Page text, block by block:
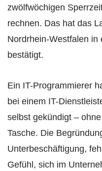
zwölfwöchigen
rechnen. Das hat das
Nordrhein-Westfalen in
bestätigt.
Ein IT-Programmierer
bei einem IT-
selbst gekündigt –
Tasche. Die
Unterbeschäftigung,
Gefühl, sich im